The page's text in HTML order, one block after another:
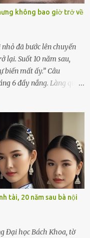
ngày, nhưng có điều gì
Trong khoảnh khắc tôi
lạ thoáng qua, khiến
không bao giờ trở về
đã bước lên chuyến
lại. Suốt 10 năm sau,
biến mất ấy.” Câu
6 đầy nắng. Làng quê
ông điềm đạm, ít nói,
lý cho chuyến đi biển
nghỉ ngơi nhé, anh đưa
nghịch cát. Về chắc nó
– Ông Minh cười
con gái ríu rít chuẩn bị mà
còn bận buôn bán ở chợ,
lấy mẹ trước khi đi:
Chiếc xe khách lăn
tài, 20 năm sau bà nội
Đại học Bách Khoa, tờ